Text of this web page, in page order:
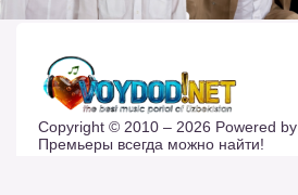
Copyright © 2010 – 2026 Powered by
Премьеры всегда можно найти!